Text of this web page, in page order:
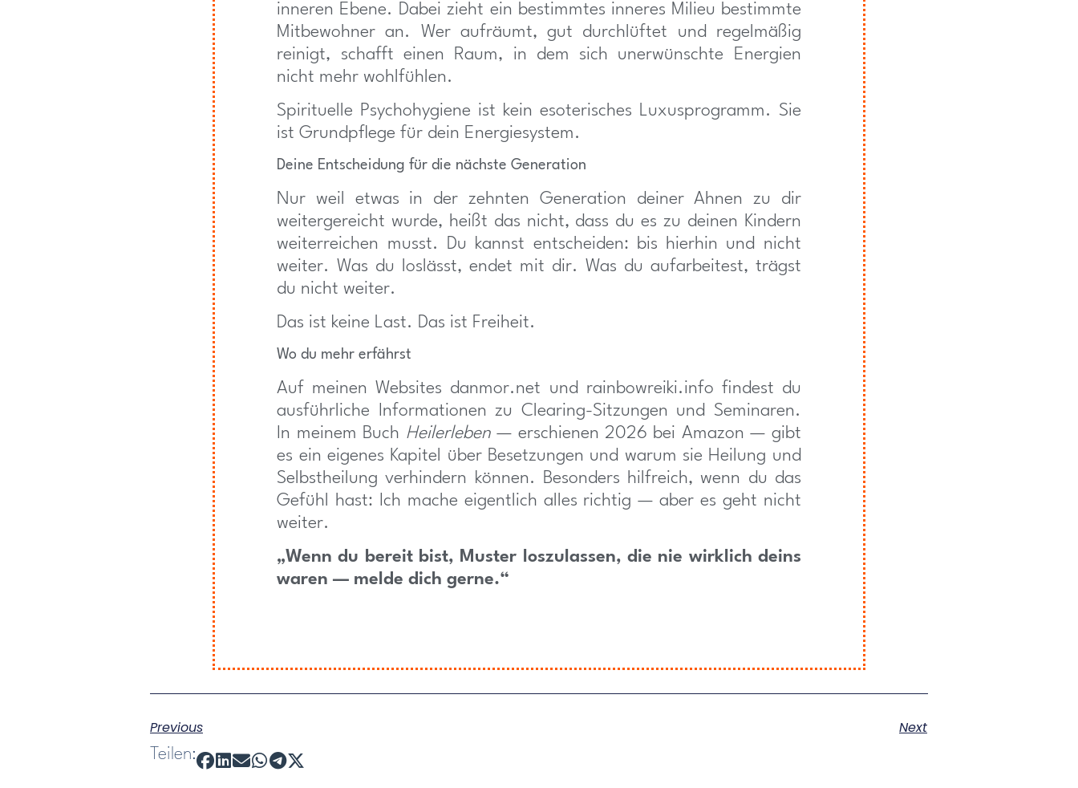
inneren Ebene. Dabei zieht ein bestimmtes inneres Milieu bestimmte
Mitbewohner an. Wer aufräumt, gut durchlüftet und regelmäßig
reinigt, schafft einen Raum, in dem sich unerwünschte Energien
nicht mehr wohlfühlen.
Spirituelle Psychohygiene ist kein esoterisches Luxusprogramm. Sie
ist Grundpflege für dein Energiesystem.
Deine Entscheidung für die nächste Generation
Nur weil etwas in der zehnten Generation deiner Ahnen zu dir
weitergereicht wurde, heißt das nicht, dass du es zu deinen Kindern
weiterreichen musst. Du kannst entscheiden: bis hierhin und nicht
weiter. Was du loslässt, endet mit dir. Was du aufarbeitest, trägst
du nicht weiter.
Das ist keine Last. Das ist Freiheit.
Wo du mehr erfährst
Auf meinen Websites danmor.net und rainbowreiki.info findest du
ausführliche Informationen zu Clearing-Sitzungen und Seminaren.
In meinem Buch Heilerleben— erschienen 2026 bei Amazon — gibt
es ein eigenes Kapitel über Besetzungen und warum sie Heilung und
Selbstheilung verhindern können. Besonders hilfreich, wenn du das
Gefühl hast: Ich mache eigentlich alles richtig — aber es geht nicht
weiter.
„Wenn du bereit bist, Muster loszulassen, die nie wirklich deins
waren — melde dich gerne.“
Previous Next
Teilen: